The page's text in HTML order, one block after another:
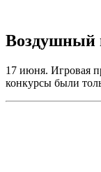
Воздушный
17 июня. Игровая
конкурсы были